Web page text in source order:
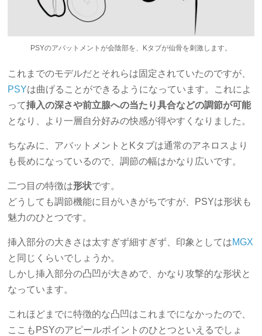
PSYのアバットメントが会陰部を、Kタブが仙骨を刺激します。
これまでのモデルだとそれらは固定されていたのですが、
PSYは曲げることができるようになっています。これによ
って挿入の深さや前立腺への当たり具合などの調節が可能
となり、より一層自分好みの快感が得やすくなりました。
ちなみに、アバットメントとKタブは通常のアネロスより
も長めになっているので、調節の幅はかなり広いです。
二つ目の特徴は形状です。
どうしても調節機能に目がいきがちですが、PSYは形状も
魅力のひとつです。
挿入部分の大きさは太すぎず細すぎず、印象としてはMGX
と同じくらいでしょうか。
しかし挿入部分の凸凹が大きめで、かなり攻撃的な形状と
なっています。
これほどまでに特徴的な凸凹はこれまでになかったので、
ここもPSYのアピールポイントのひとつといえるでしょ